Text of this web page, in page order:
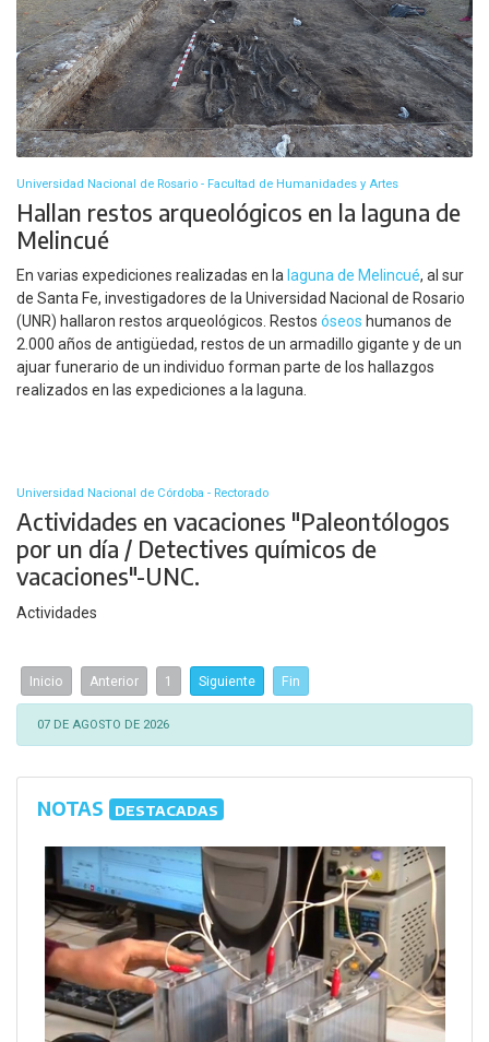
Universidad Nacional de Rosario - Facultad de Humanidades y Artes
Hallan restos arqueológicos en la laguna de
Melincué
En varias expediciones realizadas en la laguna de Melincué, al sur
de Santa Fe, investigadores de la Universidad Nacional de Rosario
(UNR) hallaron restos arqueológicos. Restos óseos humanos de
2.000 años de antigüedad, restos de un armadillo gigante y de un
ajuar funerario de un individuo forman parte de los hallazgos
realizados en las expediciones a la laguna.
Universidad Nacional de Córdoba - Rectorado
Actividades en vacaciones "Paleontólogos
por un día / Detectives químicos de
vacaciones"-UNC.
Actividades
Inicio Anterior 1 Siguiente Fin
07 DE AGOSTO DE 2026
NOTAS DESTACADAS